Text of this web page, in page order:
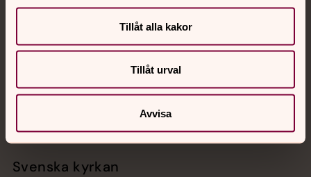
Tillåt alla kakor
Tillåt urval
Avvisa
Akut samtals- och krisstöd. Prata eller chatta anonymt
med en präst på kvällar och nätter.
Telefon 112
Svenska kyrkan